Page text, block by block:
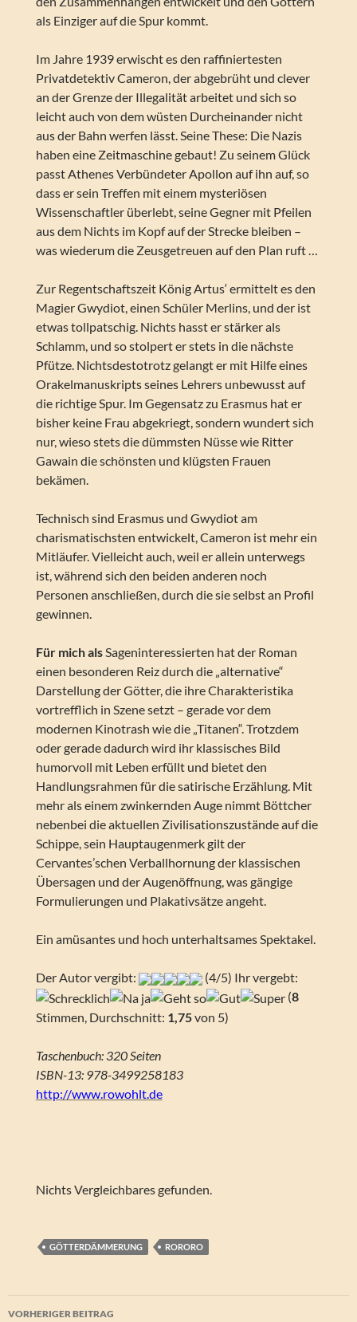
als Einziger auf die Spur kommt.
Im Jahre 1939 erwischt es den raffiniertesten
Privatdetektiv Cameron, der abgebrüht und clever
an der Grenze der Illegalität arbeitet und sich so
leicht auch von dem wüsten Durcheinander nicht
aus der Bahn werfen lässt. Seine These: Die Nazis
haben eine Zeitmaschine gebaut! Zu seinem Glück
passt Athenes Verbündeter Apollon auf ihn auf, so
dass er sein Treffen mit einem mysteriösen
Wissenschaftler überlebt, seine Gegner mit Pfeilen
aus dem Nichts im Kopf auf der Strecke bleiben –
was wiederum die Zeusgetreuen auf den Plan ruft …
Zur Regentschaftszeit König Artus‘ ermittelt es den
Magier Gwydiot, einen Schüler Merlins, und der ist
etwas tollpatschig. Nichts hasst er stärker als
Schlamm, und so stolpert er stets in die nächste
Pfütze. Nichtsdestotrotz gelangt er mit Hilfe eines
Orakelmanuskripts seines Lehrers unbewusst auf
die richtige Spur. Im Gegensatz zu Erasmus hat er
bisher keine Frau abgekriegt, sondern wundert sich
nur, wieso stets die dümmsten Nüsse wie Ritter
Gawain die schönsten und klügsten Frauen
bekämen.
Technisch sind Erasmus und Gwydiot am
charismatischsten entwickelt, Cameron ist mehr ein
Mitläufer. Vielleicht auch, weil er allein unterwegs
ist, während sich den beiden anderen noch
Personen anschließen, durch die sie selbst an Profil
gewinnen.
Für mich alsSageninteressierten hat der Roman
einen besonderen Reiz durch die „alternative“
Darstellung der Götter, die ihre Charakteristika
vortrefflich in Szene setzt – gerade vor dem
modernen Kinotrash wie die „Titanen“. Trotzdem
oder gerade dadurch wird ihr klassisches Bild
humorvoll mit Leben erfüllt und bietet den
Handlungsrahmen für die satirische Erzählung. Mit
mehr als einem zwinkernden Auge nimmt Böttcher
nebenbei die aktuellen Zivilisationszustände auf die
Schippe, sein Hauptaugenmerk gilt der
Cervantes’schen Verballhornung der klassischen
Übersagen und der Augenöffnung, was gängige
Formulierungen und Plakativsätze angeht.
Ein amüsantes und hoch unterhaltsames Spektakel.
Der Autor vergibt:
(4/5) Ihr vergebt:
(8
Stimmen, Durchschnitt: 1,75von 5)
Taschenbuch: 320 Seiten
ISBN-13: 978-3499258183
http://www.rowohlt.de
Nichts Vergleichbares gefunden.
GÖTTERDÄMMERUNG RORORO
Beitragsnavigation
VORHERIGER BEITRAG